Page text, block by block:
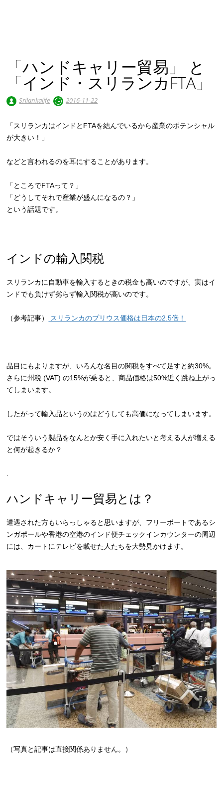
「ハンドキャリー貿易」 と
「インド・スリランカFTA」
Srilankalife 2016-11-22
「スリランカはインドとFTAを結んでいるから産業のポテンシャル
が大きい！」
などと言われるのを耳にすることがあります。
「ところでFTAって？」
「どうしてそれで産業が盛んになるの？」
という話題です。
インドの輸入関税
スリランカに自動車を輸入するときの税金も高いのですが、実はイ
ンドでも負けず劣らず輸入関税が高いのです。
（参考記事） スリランカのプリウス価格は日本の2.5倍！
品目にもよりますが、いろんな名目の関税をすべて足すと約30%。
さらに州税 (VAT) の15%が乗ると、商品価格は50%近く跳ね上がっ
てしまいます。
したがって輸入品というのはどうしても高価になってしまいます。
ではそういう製品をなんとか安く手に入れたいと考える人が増える
と何が起きるか？
ハンドキャリー貿易とは？
遭遇された方もいらっしゃると思いますが、フリーポートであるシ
ンガポールや香港の空港のインド便チェックインカウンターの周辺
には、カートにテレビを載せた人たちを大勢見かけます。
（写真と記事は直接関係ありません。）